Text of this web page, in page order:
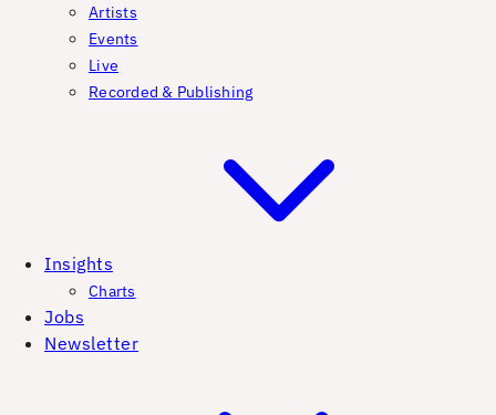
Artists
Events
Live
Recorded & Publishing
Insights
Charts
Jobs
Newsletter